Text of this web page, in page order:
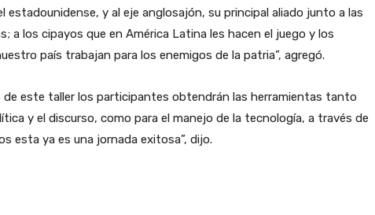
estadounidense, y al eje anglosajón, su principal aliado junto a las
a los cipayos que en América Latina les hacen el juego y los
país trabajan para los enemigos de la patria”, agregó.
de este taller los participantes obtendrán las herramientas tanto
y el discurso, como para el manejo de la tecnología, a través de
esta ya es una jornada exitosa”, dijo.